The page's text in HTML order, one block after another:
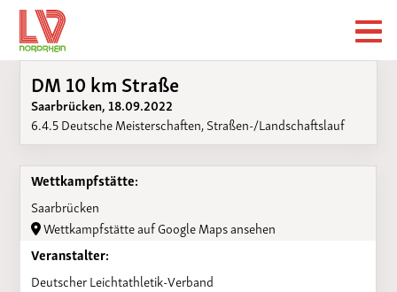
DM 10 km Straße
Saarbrücken, 18.09.2022
6.4.5 Deutsche Meisterschaften, Straßen-/Landschaftslauf
Wettkampfstätte:
Saarbrücken
Wettkampfstätte auf Google Maps ansehen
Veranstalter:
Deutscher Leichtathletik-Verband